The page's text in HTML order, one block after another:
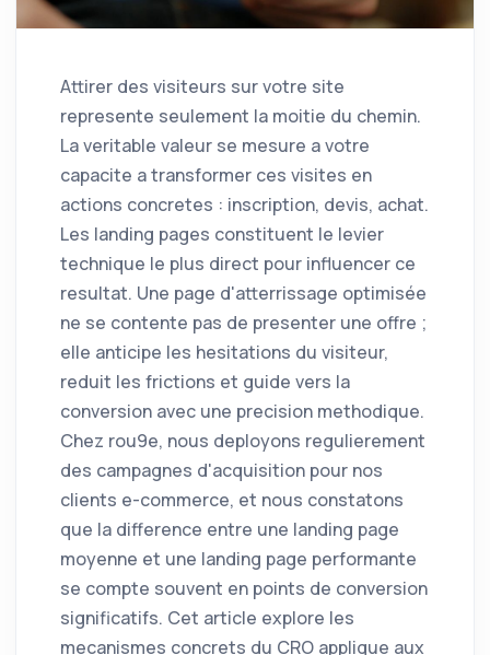
Attirer des visiteurs sur votre site
represente seulement la moitie du chemin.
La veritable valeur se mesure a votre
capacite a transformer ces visites en
actions concretes : inscription, devis, achat.
Les landing pages constituent le levier
technique le plus direct pour influencer ce
resultat. Une page d'atterrissage optimisée
ne se contente pas de presenter une offre ;
elle anticipe les hesitations du visiteur,
reduit les frictions et guide vers la
conversion avec une precision methodique.
Chez rou9e, nous deployons regulierement
des campagnes d'acquisition pour nos
clients e-commerce, et nous constatons
que la difference entre une landing page
moyenne et une landing page performante
se compte souvent en points de conversion
significatifs. Cet article explore les
mecanismes concrets du CRO applique aux